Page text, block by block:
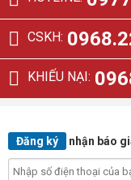
CSKH:
KHIẾU NẠI:
Đăng ký nhận báo